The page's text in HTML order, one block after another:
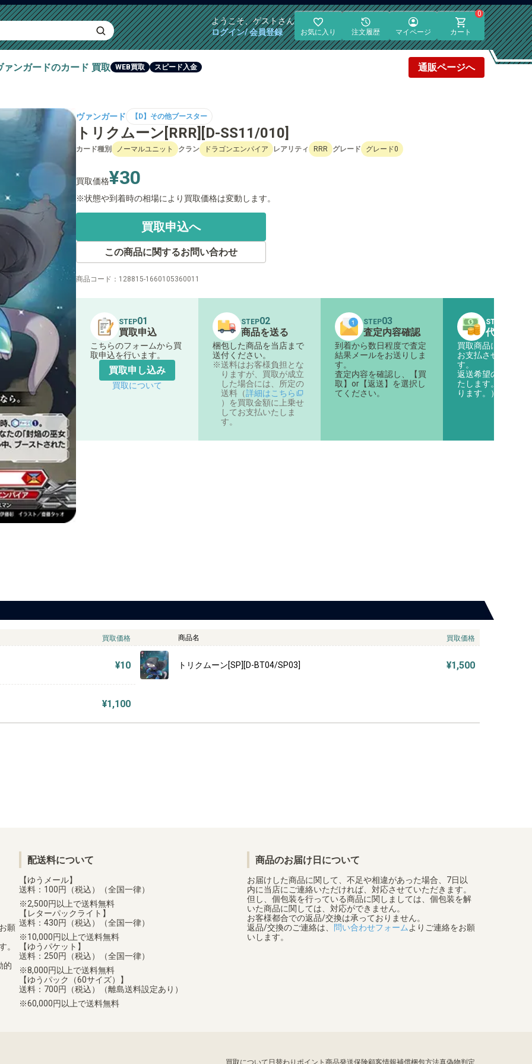
ようこそ、ゲストさん
ログイン/ 会員登録
お気に入り 注文履歴 マイページ
0
カート
ァンガードのカード 買取 WEB買取 スピード入金 通販ページへ
ヴァンガード 【D】その他ブースター
トリクムーン[RRR][D-SS11/010]
カード種別 ノーマルユニット クラン ドラゴンエンパイア レアリティ RRR グレード グレード0
買取価格¥30
状態や到着時の相場により買取価格は変動します。
買取申込へ
この商品に関するお問い合わせ
商品コード： 128815-1660105360011
STEP01
買取申込
こちらのフォームから買
取申込を行います。
買取申し込み
買取について
STEP02
商品を送る
梱包した商品を当店まで
送付ください。
送料はお客様負担とな
りますが、買取が成立
した場合には、所定の
送料（詳細はこちら
）を買取金額に上乗せ
してお支払いたしま
す。
STEP03
査定内容確認
到着から数日程度で査定
結果メールをお送りしま
す。
査定内容を確認し、【買
取】or【返送】を選択し
てください。
STEP
代金のお
買取商品に対する
お支払させていた
す。
返送希望の商品は
たします。（着払
ります。）
買取価格
¥10
¥1,100
商品名 買取価格
トリクムーン[SP][D-BT04/SP03] ¥1,500
願
。
的
配送料について
【ゆうメール】
送料：100円（税込）（全国一律）
2,500円以上で送料無料
【レターパックライト】
送料：430円（税込）（全国一律）
10,000円以上で送料無料
【ゆうパケット】
送料：250円（税込）（全国一律）
8,000円以上で送料無料
【ゆうパック（60サイズ）】
送料：700円（税込）（離島送料設定あり）
60,000円以上で送料無料
商品のお届け日について
お届けした商品に関して、不足や相違があった場合、7日以
内に当店にご連絡いただければ、対応させていただきます。
但し、個包装を行っている商品に関しましては、個包装を解
いた商品に関しては、対応ができません。
お客様都合での返品/交換は承っておりません。
返品/交換のご連絡は、
問い合わせフォーム よりご連絡をお願
いします。
買取について 日替わりポイント 商品発送保険顧客情報補償梱包方法真偽物判定